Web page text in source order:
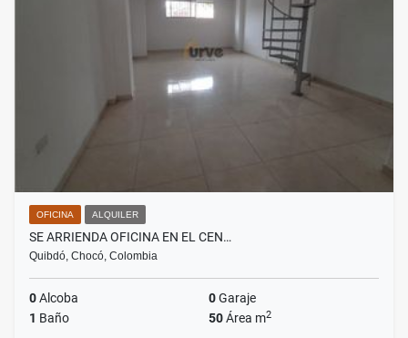
OFICINA ALQUILER
SE ARRIENDA OFICINA EN EL CEN…
Quibdó, Chocó, Colombia
0Alcoba 0Garaje
1 Baño 50Área m2